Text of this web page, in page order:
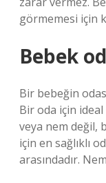
görmemesi için
Bebek
Bir bebeğin
Bir oda için
veya nem değil,
için en sağlıklı
arasındadır.